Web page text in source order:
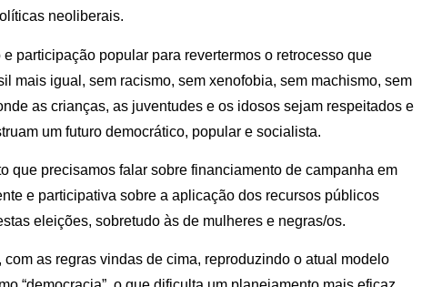
neoliberais.
participação popular para revertermos o retrocesso que
mais igual, sem racismo, sem xenofobia, sem machismo, sem
as crianças, as juventudes e os idosos sejam respeitados e
um futuro democrático, popular e socialista.
que precisamos falar sobre financiamento de campanha em
e participativa sobre a aplicação dos recursos públicos
eleições, sobretudo às de mulheres e negras/os.
as regras vindas de cima, reproduzindo o atual modelo